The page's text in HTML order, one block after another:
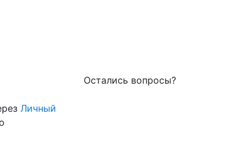
Остались вопросы?
Личный